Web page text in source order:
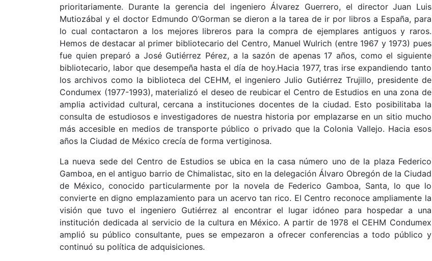
prioritariamente. Durante la gerencia del ingeniero Álvarez Guerrero, el director Juan Luis
Mutiozábal y el doctor Edmundo O’Gorman se dieron a la tarea de ir por libros a España, para
lo cual contactaron a los mejores libreros para la compra de ejemplares antiguos y raros.
Hemos de destacar al primer bibliotecario del Centro, Manuel Wulrich (entre 1967 y 1973) pues
fue quien preparó a José Gutiérrez Pérez, a la sazón de apenas 17 años, como el siguiente
bibliotecario, labor que desempeña hasta el día de hoy.Hacia 1977, tras irse expandiendo tanto
los archivos como la biblioteca del CEHM, el ingeniero Julio Gutiérrez Trujillo, presidente de
Condumex (1977-1993), materializó el deseo de reubicar el Centro de Estudios en una zona de
amplia actividad cultural, cercana a instituciones docentes de la ciudad. Esto posibilitaba la
consulta de estudiosos e investigadores de nuestra historia por emplazarse en un sitio mucho
más accesible en medios de transporte público o privado que la Colonia Vallejo. Hacia esos
años la Ciudad de México crecía de forma vertiginosa.
La nueva sede del Centro de Estudios se ubica en la casa número uno de la plaza Federico
Gamboa, en el antiguo barrio de Chimalistac, sito en la delegación Álvaro Obregón de la Ciudad
de México, conocido particularmente por la novela de Federico Gamboa, Santa, lo que lo
convierte en digno emplazamiento para un acervo tan rico. El Centro reconoce ampliamente la
visión que tuvo el ingeniero Gutiérrez al encontrar el lugar idóneo para hospedar a una
institución dedicada al servicio de la cultura en México. A partir de 1978 el CEHM Condumex
amplió su público consultante, pues se empezaron a ofrecer conferencias a todo público y
continuó su política de adquisiciones.